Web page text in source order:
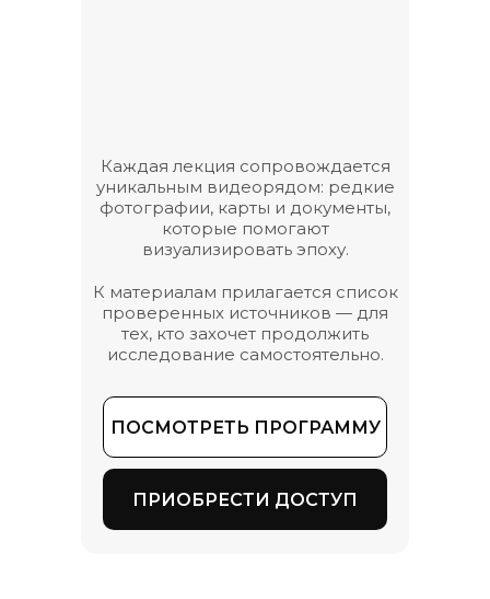
К материалам прилагается список
проверенных источников — для
тех, кто захочет продолжить
исследование самостоятельно.
Каждая лекция сопровождается
уникальным видеорядом: редкие
фотографии, карты и документы,
которые помогают
визуализировать эпоху.
ПОСМОТРЕТЬ ПРОГРАММУ
ПРИОБРЕСТИ ДОСТУП